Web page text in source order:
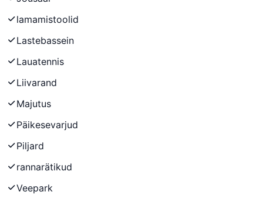
lamamistoolid
Lastebassein
Lauatennis
Liivarand
Majutus
Päikesevarjud
Piljard
rannarätikud
Veepark